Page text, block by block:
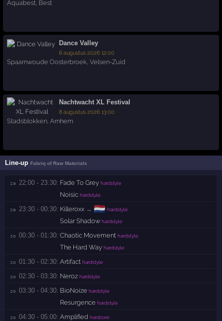
Aquabest Best
Dance Valley
8 augustus 2026 12:00
Spaarnwoude Oosterbroek ,Velsen-Zuid
Nachtwacht XL Festival
8 augustus 2026 13:00
Stadsblokken,Arnhem
Line-upFabriq of Raw Materials
za 22:00 - 23:30: Fade To Grey hardstyle
Noisic hardstyle
za 23:30 - 00:30: Killeroxx → 🇳🇱 hardstyle
Solar Shadow hardstyle
zo 00:30 - 01:30: Chaotic Movement hardstyle
The Hard Way hardstyle
zo 01:30 - 02:30: Artifact hardstyle
zo 02:30 - 03:30: Neroz hardstyle
zo 03:30 - 04:30: BioNoize hardstyle
Resurgence hardstyle
zo 04:30 - 05:00: Amplified hardcore